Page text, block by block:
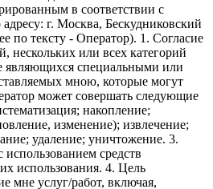
в соответствии с
г. Москва, Бескудниковский
по тексту - Оператор). 1. Согласие
нескольких или всех категорий
являющихся специальными или
мною, которые могут
может совершать следующие
накопление;
изменение); извлечение;
удаление; уничтожение. 3.
средств
использования. 4. Цель
мне услуг/работ, включая,